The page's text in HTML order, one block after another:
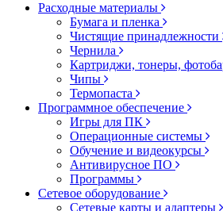
Расходные материалы
Бумага и пленка
Чистящие принадлежности
Чернила
Картриджи, тонеры,
Чипы
Термопаста
Программное обеспечение
Игры для ПК
Операционные системы
Обучение и видеокурсы
Антивирусное ПО
Программы
Сетевое оборудование
Сетевые карты и адаптеры